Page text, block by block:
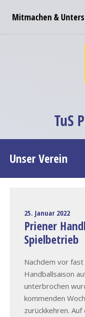
Mitmachen &
TuS
Unser Verein
25. Januar 2022
Priener
Spielbetrieb
Nachdem vor
Handballsaison
unterbrochen
kommenden
zurückkehren.